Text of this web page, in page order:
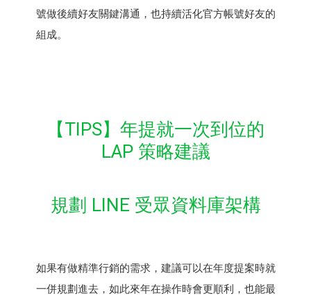
號做後續好友關鍵溝通，也持續活化官方帳號好友的
組成。
【TIPS】年提就一次到位的
LAP 策略建議
規劃 LINE 受眾資料庫架構
如果有做精準行銷的需求，建議可以在年度提案時就
一併規劃進去，如此來年在操作時會更順利，也能最